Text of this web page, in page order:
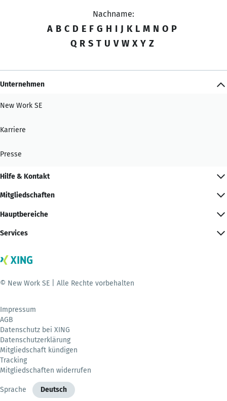
Nachname:
A B C D E F G H I J K L M N O P
Q R S T U V W X Y Z
Unternehmen
New Work SE
Karriere
Presse
Hilfe & Kontakt
Mitgliedschaften
Hauptbereiche
Services
© New Work SE | Alle Rechte vorbehalten
Impressum
AGB
Datenschutz bei XING
Datenschutzerklärung
Mitgliedschaft kündigen
Tracking
Mitgliedschaften widerrufen
Sprache Deutsch